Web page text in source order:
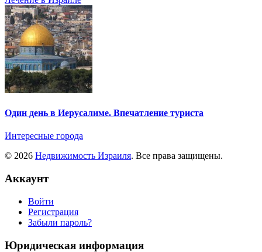
Один день в Иерусалиме. Впечатление туриста
Интересные города
© 2026 Недвижимость Израиля. Все права защищены.
Аккаунт
Войти
Регистрация
Забыли пароль?
Юридическая информация